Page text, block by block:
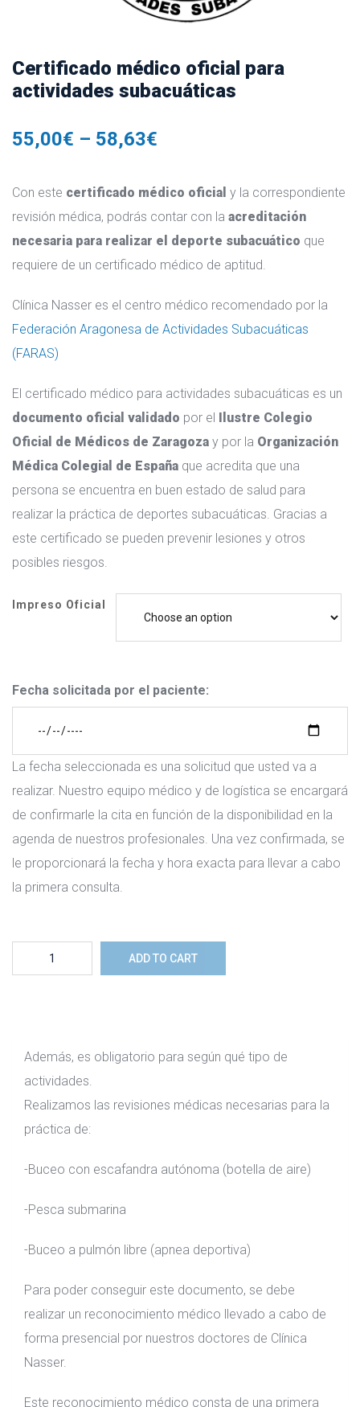
Certificado médico oficial para
actividades subacuáticas
55,00€ – 58,63€
Con este certificado médico oficial y la correspondiente
revisión médica, podrás contar con la acreditación
necesaria para realizar el deporte subacuático que
requiere de un certificado médico de aptitud.
Clínica Nasser es el centro médico recomendado por la
Federación Aragonesa de Actividades Subacuáticas
(FARAS)
El certificado médico para actividades subacuáticas es un
documento oficial validado por el Ilustre Colegio
Oficial de Médicos de Zaragoza y por la Organización
Médica Colegial de España que acredita que una
persona se encuentra en buen estado de salud para
realizar la práctica de deportes subacuáticas. Gracias a
este certificado se pueden prevenir lesiones y otros
posibles riesgos.
Impreso Oficial
Fecha solicitada por el paciente:
La fecha seleccionada es una solicitud que usted va a
realizar. Nuestro equipo médico y de logística se encargará
de confirmarle la cita en función de la disponibilidad en la
agenda de nuestros profesionales. Una vez confirmada, se
le proporcionará la fecha y hora exacta para llevar a cabo
la primera consulta.
Certificado
médico
actividades
subacuáticas
quantity
ADD TO CART
Además, es obligatorio para según qué tipo de
actividades.
Realizamos las revisiones médicas necesarias para la
práctica de:
-Buceo con escafandra autónoma (botella de aire)
-Pesca submarina
-Buceo a pulmón libre (apnea deportiva)
Para poder conseguir este documento, se debe
realizar un reconocimiento médico llevado a cabo de
forma presencial por nuestros doctores de Clínica
Nasser.
Este reconocimiento médico consta de una primera